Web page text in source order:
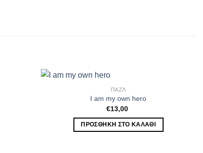
ΠΑΖΛ
I am my own hero
€13,00
ΠΡΟΣΘΉΚΗ ΣΤΟ ΚΑΛΆΘΙ